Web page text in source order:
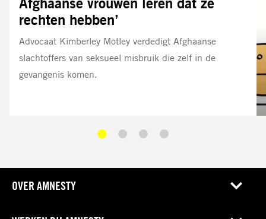
rechten hebben’
Advocaat Kimberley Motley verdedigt Afghaanse
slachtoffers van seksueel misbruik die zelf in de
gevangenis komen.
OVER AMNESTY